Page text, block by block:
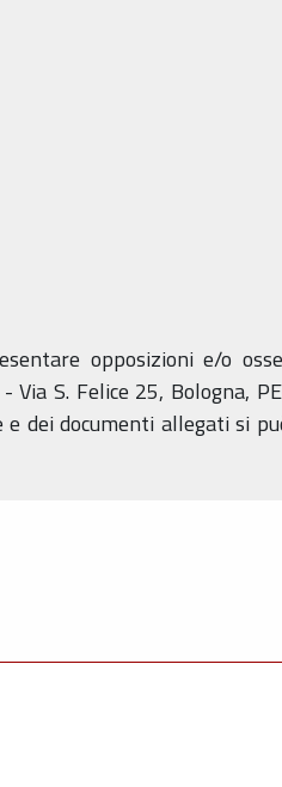
opposizioni e/o
S. Felice 25, Bologna,
dei documenti allegati si